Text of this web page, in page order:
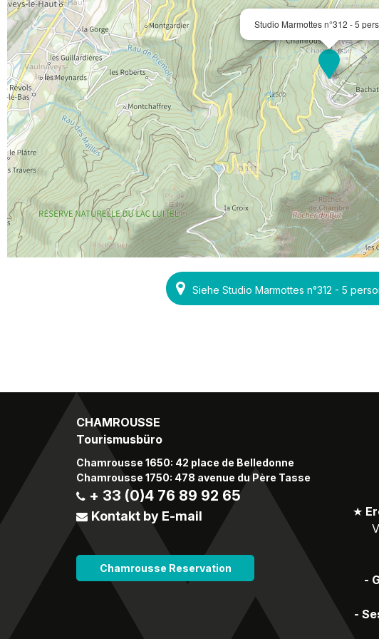
Studio Marmottes n°312 - 5
Siehe Studio Marmottes n°312 - 5
CHAMROUSSE
Tourismusbüro
Chamrousse 1650: 42 place de Belledonne
Chamrousse 1750: 478 avenue du Père Tasse
+ 33 (0)4 76 89 92 65
Kontakt by E-mail
Chamrousse Reservation
★
-
-